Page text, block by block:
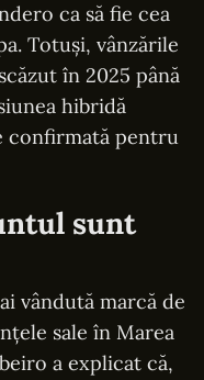
ca să fie cea
Totuși, vânzările
în 2025 până
hibridă
confirmată pentru
sunt
vândută marcă de
sale în Marea
a explicat că,